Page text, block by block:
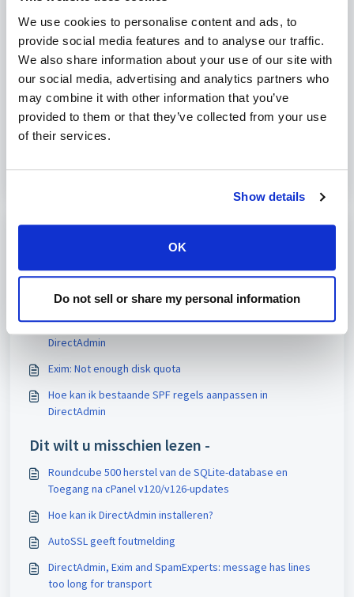
We use cookies to personalise content and ads, to
provide social media features and to analyse our traffic.
We also share information about your use of our site with
our social media, advertising and analytics partners who
may combine it with other information that you’ve
provided to them or that they’ve collected from your use
of their services.
Show details
OK
Do not sell or share my personal information
Hostname ontbreekt van /etc/virtual/domains
Voeg de hostnaam toe aan /etc/virtual/domains.
Was dit artikel nuttig?
Artikelen in deze map -
DirectAdmin SPF in één keer aanpassen
Hoe kan ik automatisch alle TXT records bijwerken in
DirectAdmin
Exim: Not enough disk quota
Hoe kan ik bestaande SPF regels aanpassen in
DirectAdmin
Dit wilt u misschien lezen -
Roundcube 500 herstel van de SQLite-database en
Toegang na cPanel v120/v126-updates
Hoe kan ik DirectAdmin installeren?
AutoSSL geeft foutmelding
DirectAdmin, Exim and SpamExperts: message has lines
too long for transport